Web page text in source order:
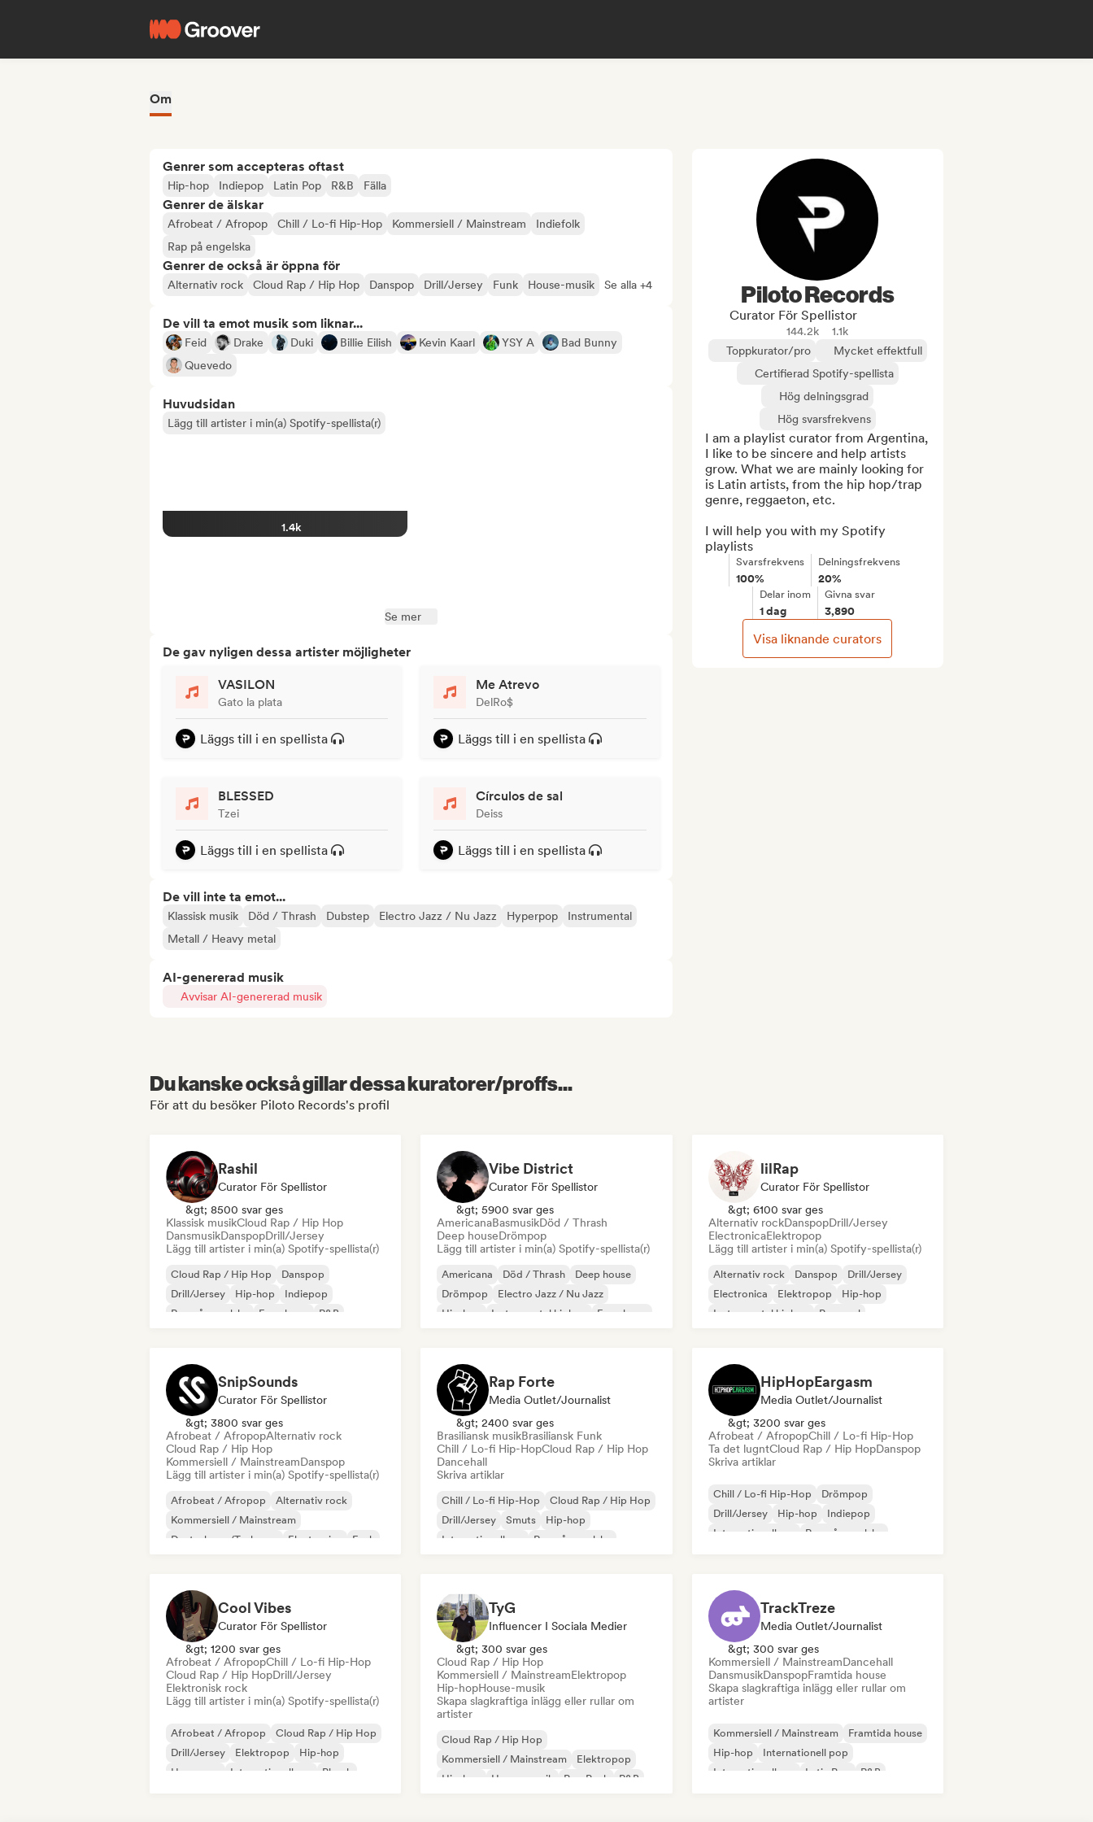
Om
Genrer som accepteras oftast
Hip-hop Indiepop Latin Pop R&B Fälla
Genrer de älskar
Afrobeat / Afropop Chill / Lo-fi Hip-Hop Kommersiell / Mainstream
Indiefolk
Rap på engelska
Genrer de också är öppna för
Alternativ rock Cloud Rap / Hip Hop Danspop Drill/Jersey Funk House-musik Se alla +4
De vill ta emot musik som liknar...
Feid Drake Duki Billie Eilish Kevin Kaarl YSY A
Bad Bunny
Quevedo
Huvudsidan
Lägg till artister i min(a) Spotify-spellista(r)
1.4k
Se mer
De gav nyligen dessa artister möjligheter
VASILON
Gato la plata
Läggs till i en spellista
Me Atrevo
DelRo$
Läggs till i en spellista
BLESSED
Tzei
Läggs till i en spellista
Círculos de sal
Deiss
Läggs till i en spellista
De vill inte ta emot...
Klassisk musik Död / Thrash Dubstep Electro Jazz / Nu Jazz Hyperpop
Instrumental
Metall / Heavy metal
AI-genererad musik
Avvisar AI-genererad musik
Piloto Records
Curator För Spellistor
144.2k
1.1k
Toppkurator/pro
Mycket effektfull
Certifierad Spotify-spellista
Hög delningsgrad
Hög svarsfrekvens
I am a playlist curator from Argentina,
I like to be sincere and help artists
grow. What we are mainly looking for
is Latin artists, from the hip hop/trap
genre, reggaeton, etc.
I will help you with my Spotify
playlists
Svarsfrekvens
100%
Delningsfrekvens
20%
Delar inom
1 dag
Givna svar
3,890
Visa liknande curators
Du kanske också gillar dessa kuratorer/proffs...
För att du besöker Piloto Records's profil
Rashil
Curator För Spellistor
&gt; 8500 svar ges
Klassisk musikCloud Rap / Hip Hop
DansmusikDanspopDrill/Jersey
Lägg till artister i min(a) Spotify-spellista(r)
Cloud Rap / Hip Hop
Danspop
Drill/Jersey
Hip-hop
Indiepop
Rap på engelska
Fransk rap R&B
Vibe District
Curator För Spellistor
&gt; 5900 svar ges
AmericanaBasmusikDöd / Thrash
Deep houseDrömpop
Lägg till artister i min(a) Spotify-spellista(r)
Americana Död / Thrash
Deep house
Drömpop
Electro Jazz / Nu Jazz
Hip-hop
Instrumental hiphop Fransk rap
lilRap
Curator För Spellistor
&gt; 6100 svar ges
Alternativ rockDanspopDrill/Jersey
ElectronicaElektropop
Lägg till artister i min(a) Spotify-spellista(r)
Alternativ rock Danspop
Drill/Jersey
Electronica
Elektropop
Hip-hop
Instrumental hiphop
Pop soul
SnipSounds
Curator För Spellistor
&gt; 3800 svar ges
Afrobeat / AfropopAlternativ rock
Cloud Rap / Hip Hop
Kommersiell / MainstreamDanspop
Lägg till artister i min(a) Spotify-spellista(r)
Afrobeat / Afropop
Alternativ rock
Kommersiell / Mainstream
Deutschpop/Tysk pop
Electronica
Funk
Rap Forte
Media Outlet/Journalist
&gt; 2400 svar ges
Brasiliansk musikBrasiliansk Funk
Chill / Lo-fi Hip-HopCloud Rap / Hip Hop
Dancehall
Skriva artiklar
Chill / Lo-fi Hip-Hop
Cloud Rap / Hip Hop
Drill/Jersey
Smuts
Hip-hop
Internationell rap
Rap på engelska
HipHopEargasm
Media Outlet/Journalist
&gt; 3200 svar ges
Afrobeat / AfropopChill / Lo-fi Hip-Hop
Ta det lugntCloud Rap / Hip HopDanspop
Skriva artiklar
Chill / Lo-fi Hip-Hop
Drömpop
Drill/Jersey
Hip-hop
Indiepop
Internationell rap
Rap på engelska
Cool Vibes
Curator För Spellistor
&gt; 1200 svar ges
Afrobeat / AfropopChill / Lo-fi Hip-Hop
Cloud Rap / Hip HopDrill/Jersey
Elektronisk rock
Lägg till artister i min(a) Spotify-spellista(r)
Afrobeat / Afropop
Cloud Rap / Hip Hop
Drill/Jersey
Elektropop
Hip-hop
Hyperpop
Internationell rap Phonk
TyG
Influencer I Sociala Medier
&gt; 300 svar ges
Cloud Rap / Hip Hop
Kommersiell / MainstreamElektropop
Hip-hopHouse-musik
Skapa slagkraftiga inlägg eller rullar om
artister
Cloud Rap / Hip Hop
Kommersiell / Mainstream
Elektropop
Hip-hop
House-musik Pop Punk
R&B
TrackTreze
Media Outlet/Journalist
&gt; 300 svar ges
Kommersiell / MainstreamDancehall
DansmusikDanspopFramtida house
Skapa slagkraftiga inlägg eller rullar om
artister
Kommersiell / Mainstream
Framtida house
Hip-hop
Internationell pop
Internationell rap
Latin Pop
R&B